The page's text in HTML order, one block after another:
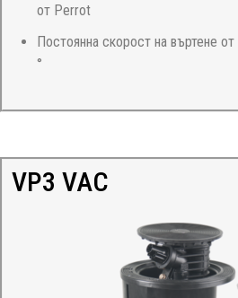
от Perrot
Постоянна скорост на въртене
°
VP3 VAC